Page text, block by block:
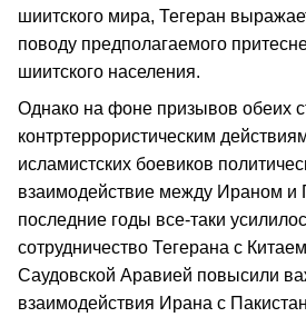
шиитского мира, Тегеран
поводу предполагаемого
шиитского населения.
Однако на фоне призывов обеих
контртеррористическим
исламистских боевиков
взаимодействие между Ираном и
последние годы все-таки
сотрудничество Тегерана с
Саудовской Аравией повысили
взаимодействия Ирана с